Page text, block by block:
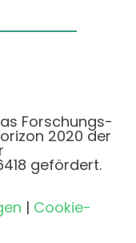
Forschungs-
2020 der
gefördert.
| Cookie-